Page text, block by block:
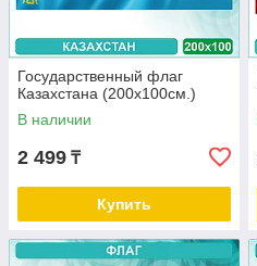
Государственный флаг
Казахстана (200х100см.)
В наличии
2 499 ₸
Купить